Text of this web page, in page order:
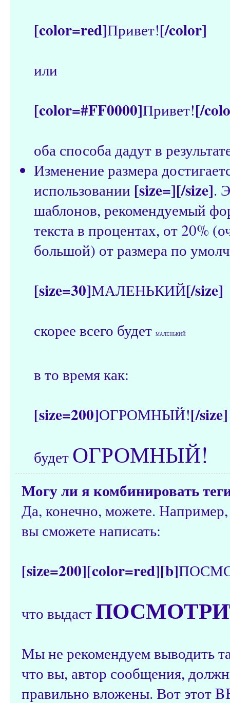
[color=red]Привет![/color]
или
[color=#FF0000]Привет![/
оба способа дадут в
Изменение размера
использовании [size=][/size].
шаблонов, рекомендуемый
текста в процентах, от 20%
большой) от размера по
[size=30]МАЛЕНЬКИЙ[/size]
скорее всего будет МАЛЕНЬКИЙ
в то время как:
[size=200]ОГРОМНЫЙ![/size]
будет ОГРОМНЫЙ!
Могу ли я комбинировать
Да, конечно, можете.
вы сможете написать:
[size=200][color=red][b]
что выдаст
Мы не рекомендуем выводить
что вы, автор сообщения,
правильно вложены. Вот этот